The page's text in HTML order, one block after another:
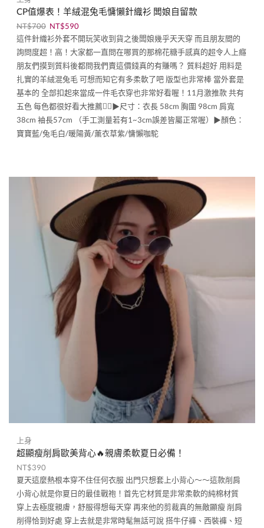
CP值爆表！羊絨混兔毛慵懶針織衫 闆娘自留款
NT$700 NT$590
這件針織衫外套不開玩笑收到貨之後闆娘幾乎天天穿 而且朋友間的
詢問度超！高！大家都一直問在哪買的那棉花糖手感真的超令人上癮
朋友們摸到質料後都問我們賣這價錢真的有賺嗎？ 質料超好 用料是
扎實的羊絨混兔毛 可想而知它有多柔軟了吧 版型也非常棒 當外套是
基本的 全部扣起來當成一件毛衣穿也非常好看喔！11月激推款 共有
五色 每色都很好看大推薦👍🏻▶︎尺寸：衣長 58cm 胸圍 98cm 肩寬
38cm 袖長57cm （手工測量若有1~3cm誤差皆屬正常喔）▶︎顏色：
寶寶藍/兔毛白/暖陽黃/薰衣草紫/慵懶咖駝
上身
超顯瘦削肩歐美背心🔥親膚柔軟夏日必備！
NT$390
夏天這麼熱根本穿不住任何衣服 出門只想套上小背心～～這款削肩
小背心就是你夏日的最佳戰袍！首先它材質是非常柔軟的純棉材質
穿上去極度親膚，舒服得想每天穿 再來他的剪裁真的無敵顯瘦 削肩
削得恰到好處 穿上去就是非常時髦無話可說 搭牛仔褲、西裝褲、短